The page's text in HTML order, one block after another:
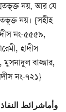
নয়, আর যে
নয়। {সহীহ
নং-৫৫৫৯,
হাদীস
বাজ্জার,
নং-৭২১}
وأماشرائط